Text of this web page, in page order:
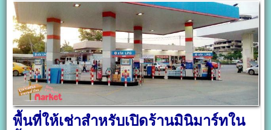
พื้นที่ให้เช่าสำหรับเปิดร้านมินิมาร์ทใน